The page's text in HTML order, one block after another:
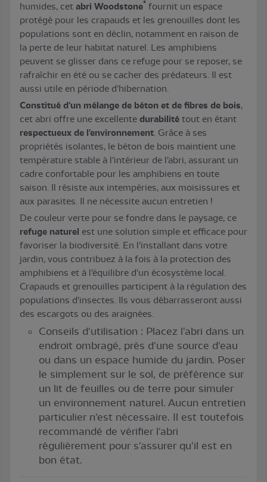
humides, cet abri Woodstone® fournit un espace
protégé pour les crapauds et les grenouilles dont les
populations sont en déclin, notamment en raison de
la perte de leur habitat naturel. Les amphibiens
peuvent se glisser dans ce refuge pour se reposer, se
rafraîchir en été ou se cacher des prédateurs. Il est
aussi utile en période d'hibernation.
Constitué d'un mélange de béton et de fibres de bois,
cet abri offre une excellente durabilité tout en étant
respectueux de l'environnement. Grâce à ses
propriétés isolantes, le béton de bois maintient une
température stable à l'intérieur de l'abri, assurant un
cadre confortable pour les amphibiens en toute
saison. Il résiste aux intempéries, aux moisissures et
aux parasites. Il ne nécessite aucun entretien !
De couleur verte pour se fondre dans le paysage, ce
refuge naturel est une solution simple et efficace pour
favoriser la biodiversité. En l'installant dans votre
jardin, vous contribuez à la fois à la protection des
amphibiens et à l'équilibre d'un écosystème local.
Crapauds et grenouilles participent à la régulation des
populations d'insectes. Ils vous débarrasseront aussi
des escargots ou des araignées.
Conseils d'utilisation : Placez l'abri dans un
endroit ombragé, près d'une source d'eau
ou dans un espace humide du jardin. Poser
le simplement sur le sol, de préférence sur
un lit de feuilles ou de terre pour simuler
un environnement naturel. Aucun entretien
particulier n'est nécessaire. Il est toutefois
recommandé de vérifier l'abri
régulièrement pour s'assurer qu'il est en
bon état.